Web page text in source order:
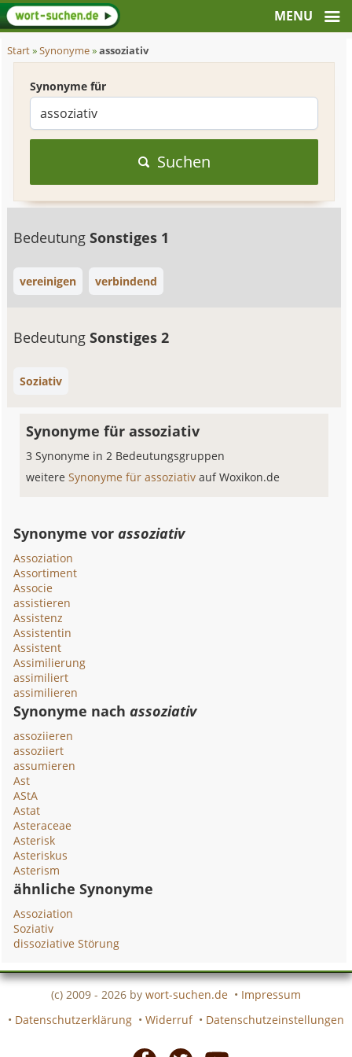
Start»Synonyme»assoziativ
Synonyme für
Suchen
BedeutungSonstiges 1
vereinigen verbindend
BedeutungSonstiges 2
Soziativ
Synonyme für assoziativ
3 Synonyme in 2 Bedeutungsgruppen
weitereSynonyme für assoziativauf Woxikon.de
Synonyme vorassoziativ
Assoziation
Assortiment
Associe
assistieren
Assistenz
Assistentin
Assistent
Assimilierung
assimiliert
assimilieren
Synonyme nachassoziativ
assoziieren
assoziiert
assumieren
Ast
AStA
Astat
Asteraceae
Asterisk
Asteriskus
Asterism
ähnliche Synonyme
Assoziation
Soziativ
dissoziative Störung
(c) 2009 - 2026 by wort-suchen.de • Impressum
• Datenschutzerklärung • Widerruf • Datenschutzeinstellungen